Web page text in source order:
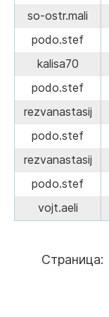
so-ostr.mali
podo.stef
kalisa70
podo.stef
rezvanastasij
podo.stef
rezvanastasij
podo.stef
vojt.aeli
Страница: